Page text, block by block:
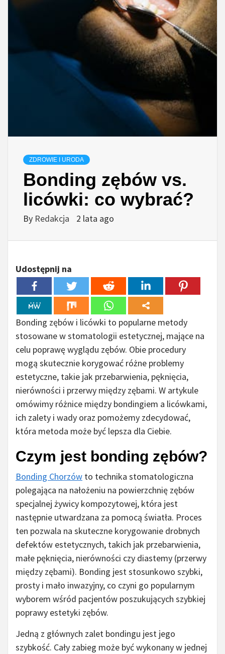
ZDROWIE I URODA
Bonding zębów vs.
licówki: co wybrać?
By Redakcja 2 lata ago
Udostępnij na
Bonding zębów i licówki to popularne metody
stosowane w stomatologii estetycznej, mające na
celu poprawę wyglądu zębów. Obie procedury
mogą skutecznie korygować różne problemy
estetyczne, takie jak przebarwienia, pęknięcia,
nierówności i przerwy między zębami. W artykule
omówimy różnice między bondingiem a licówkami,
ich zalety i wady oraz pomożemy zdecydować,
która metoda może być lepsza dla Ciebie.
Czym jest bonding zębów?
Bonding Chorzów to technika stomatologiczna
polegająca na nałożeniu na powierzchnię zębów
specjalnej żywicy kompozytowej, która jest
następnie utwardzana za pomocą światła. Proces
ten pozwala na skuteczne korygowanie drobnych
defektów estetycznych, takich jak przebarwienia,
małe pęknięcia, nierówności czy diastemy (przerwy
między zębami). Bonding jest stosunkowo szybki,
prosty i mało inwazyjny, co czyni go popularnym
wyborem wśród pacjentów poszukujących szybkiej
poprawy estetyki zębów.
Jedną z głównych zalet bondingu jest jego
szybkość. Cały zabieg może być wykonany w jednej